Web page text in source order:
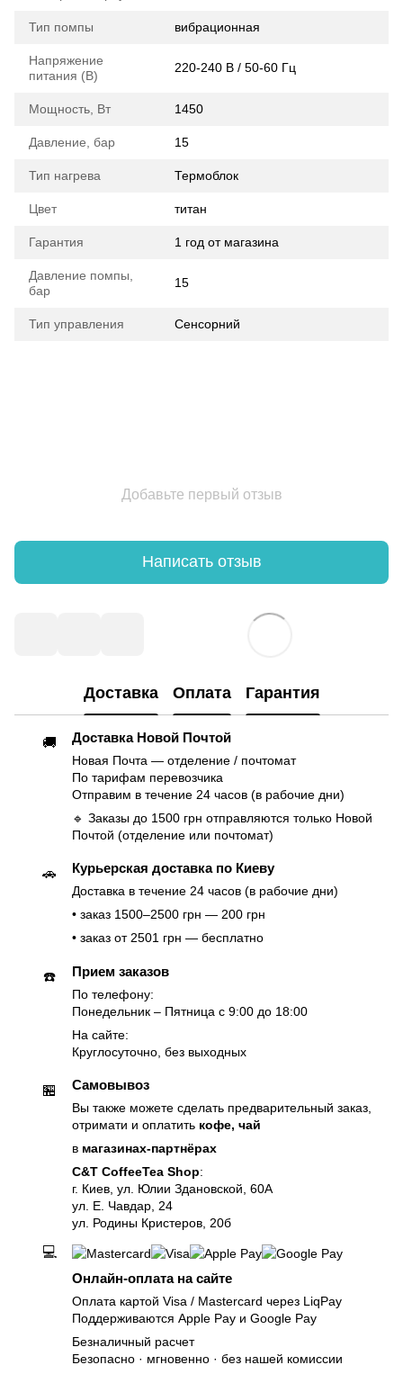
Тип помпы вибрационная
Напряжение
питания (В)
220-240 В / 50-60 Гц
Мощность, Вт 1450
Давление, бар 15
Тип нагрева Термоблок
Цвет титан
Гарантия 1 год от магазина
Давление помпы,
бар
15
Тип управления Сенсорний
Добавьте первый отзыв
Написать отзыв
Доставка Оплата Гарантия
🚚 Доставка Новой Почтой
Новая Почта — отделение / почтомат
По тарифам перевозчика
Отправим в течение 24 часов (в рабочие дни)
🔹 Заказы до 1500 грн отправляются только Новой
Почтой (отделение или почтомат)
🚗 Курьерская доставка по Киеву
Доставка в течение 24 часов (в рабочие дни)
• заказ 1500–2500 грн — 200 грн
• заказ от 2501 грн — бесплатно
☎️ Прием заказов
По телефону:
Понедельник – Пятница с 9:00 до 18:00
На сайте:
Круглосуточно, без выходных
🏪 Самовывоз
Вы также можете сделать предварительный заказ,
отримати и оплатить кофе, чай
в магазинах-партнёрах
C&T CoffeeTea Shop:
г. Киев, ул. Юлии Здановской, 60А
ул. Е. Чавдар, 24
ул. Родины Кристеров, 20б
💻
Онлайн-оплата на сайте
Оплата картой Visa / Mastercard через LiqPay
Поддерживаются Apple Pay и Google Pay
Безналичный расчет
Безопасно · мгновенно · без нашей комиссии